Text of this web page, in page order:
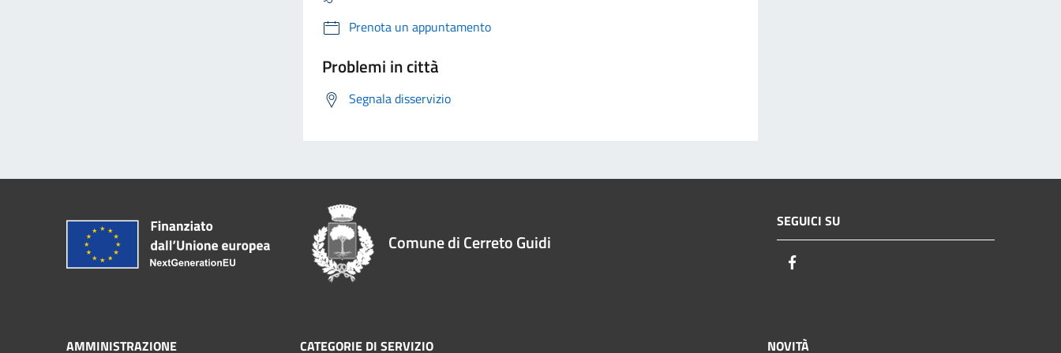
Prenota un appuntamento
Problemi in città
Segnala disservizio
Comune di Cerreto Guidi
SEGUICI SU
AMMINISTRAZIONE CATEGORIE DI SERVIZIO NOVITÀ